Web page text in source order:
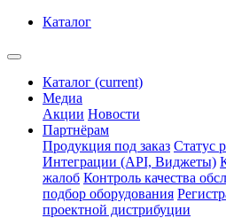
Каталог
Каталог (current)
Медиа
Акции Новости
Партнёрам
Продукция под заказ Статус
Интеграции (API, Виджеты)
жалоб Контроль качества
подбор оборудования
проектной дистрибуции